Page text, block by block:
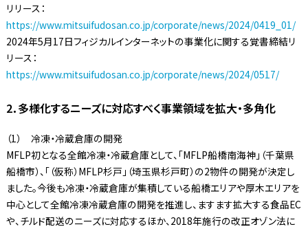
リリース：
https://www.mitsuifudosan.co.jp/corporate/news/2024/0419_01/
2024年5月17日フィジカルインターネットの事業化に関する覚書締結リ
リース：
https://www.mitsuifudosan.co.jp/corporate/news/2024/0517/
2．多様化するニーズに対応すべく事業領域を拡大・多角化
（1） 冷凍・冷蔵倉庫の開発
MFLP初となる全館冷凍・冷蔵倉庫として、「MFLP船橋南海神」（千葉県
船橋市）、「（仮称）MFLP杉戸」（埼玉県杉戸町）の2物件の開発が決定し
ました。今後も冷凍・冷蔵倉庫が集積している船橋エリアや厚木エリアを
中心として全館冷凍冷蔵倉庫の開発を推進し、ますます拡大する食品EC
や、チルド配送のニーズに対応するほか、2018年施行の改正オゾン法に